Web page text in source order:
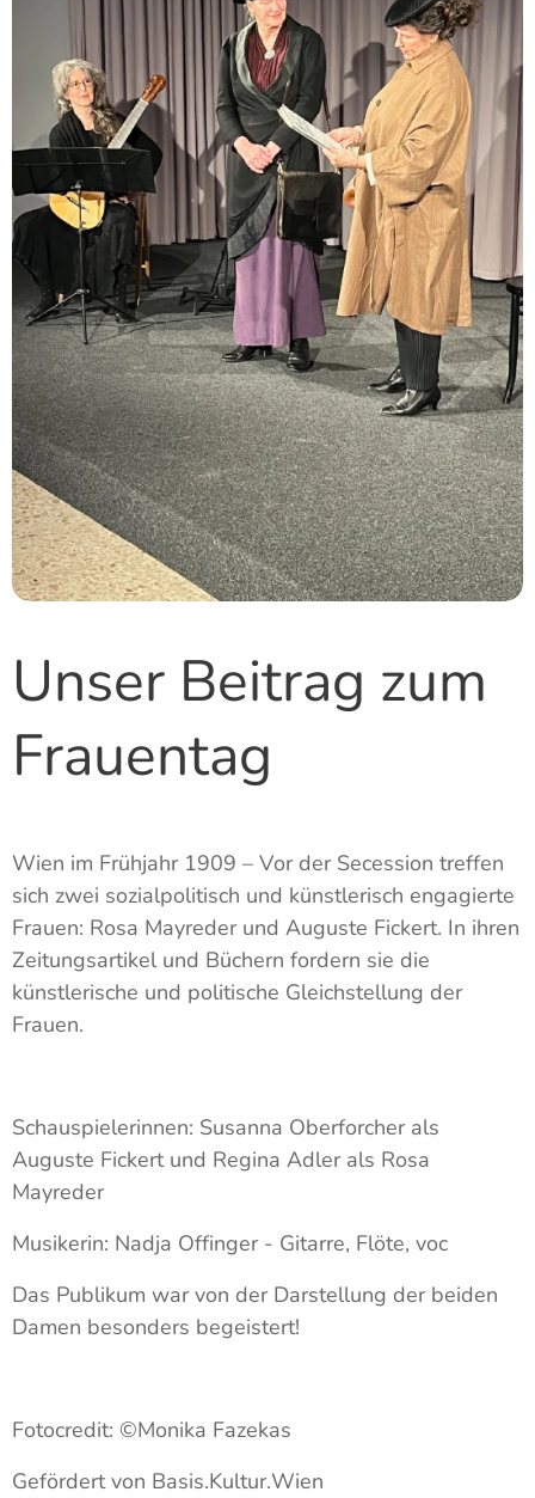
Unser Beitrag zum
Frauentag
Wien im Frühjahr 1909 – Vor der Secession treffen
sich zwei sozialpolitisch und künstlerisch engagierte
Frauen: Rosa Mayreder und Auguste Fickert. In ihren
Zeitungsartikel und Büchern fordern sie die
künstlerische und politische Gleichstellung der
Frauen.
Schauspielerinnen: Susanna Oberforcher als
Auguste Fickert und Regina Adler als Rosa
Mayreder
Musikerin: Nadja Offinger - Gitarre, Flöte, voc
Das Publikum war von der Darstellung der beiden
Damen besonders begeistert!
Fotocredit: ©Monika Fazekas
Gefördert von Basis.Kultur.Wien